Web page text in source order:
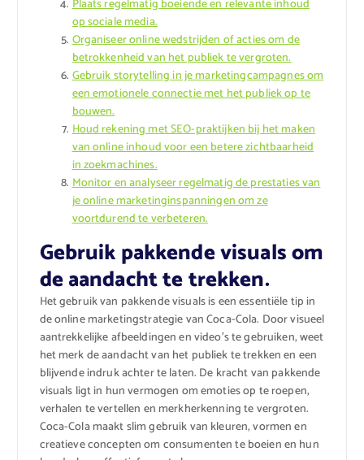
Plaats regelmatig boeiende en relevante inhoud
op sociale media.
Organiseer online wedstrijden of acties om de
betrokkenheid van het publiek te vergroten.
Gebruik storytelling in je marketingcampagnes om
een emotionele connectie met het publiek op te
bouwen.
Houd rekening met SEO-praktijken bij het maken
van online inhoud voor een betere zichtbaarheid
in zoekmachines.
Monitor en analyseer regelmatig de prestaties van
je online marketinginspanningen om ze
voortdurend te verbeteren.
Gebruik pakkende visuals om
de aandacht te trekken.
Het gebruik van pakkende visuals is een essentiële tip in
de online marketingstrategie van Coca-Cola. Door visueel
aantrekkelijke afbeeldingen en video’s te gebruiken, weet
het merk de aandacht van het publiek te trekken en een
blijvende indruk achter te laten. De kracht van pakkende
visuals ligt in hun vermogen om emoties op te roepen,
verhalen te vertellen en merkherkenning te vergroten.
Coca-Cola maakt slim gebruik van kleuren, vormen en
creatieve concepten om consumenten te boeien en hun